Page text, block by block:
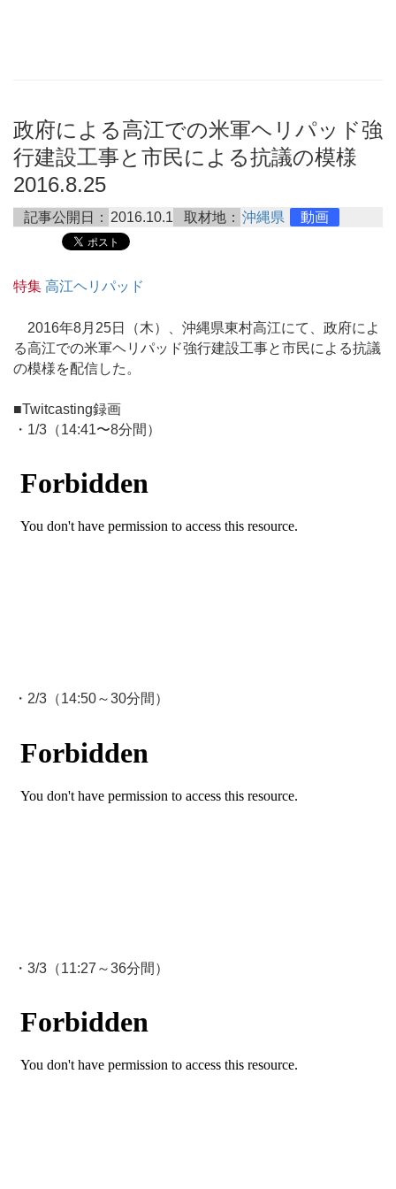
政府による高江での米軍ヘリパッド強
行建設工事と市民による抗議の模様
2016.8.25
記事公開日： 2016.10.1 取材地： 沖縄県 動画
特集 高江ヘリパッド
2016年8月25日（木）、沖縄県東村高江にて、政府によ
る高江での米軍ヘリパッド強行建設工事と市民による抗議
の模様を配信した。
■Twitcasting録画
・1/3（14:41〜8分間）
・2/3（14:50～30分間）
・3/3（11:27～36分間）